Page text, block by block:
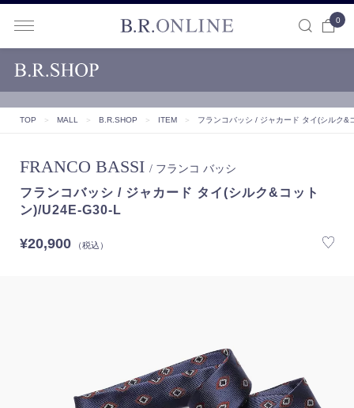
0
TOP ＞ MALL ＞ B.R.SHOP ＞ ITEM ＞ フランコバッシ / ジャカード タイ(シルク&
FRANCO BASSI / フランコ バッシ
フランコバッシ / ジャカード タイ(シルク&コット
ン)/U24E-G30-L
¥20,900（税込）